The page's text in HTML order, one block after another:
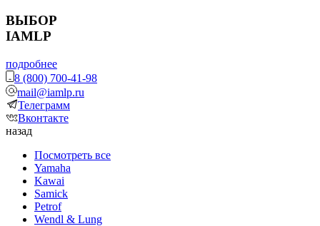
ВЫБОР
IAMLP
подробнее
8 (800) 700-41-98
mail@iamlp.ru
Телеграмм
Вконтакте
назад
Посмотреть все
Yamaha
Kawai
Samick
Petrof
Wendl & Lung